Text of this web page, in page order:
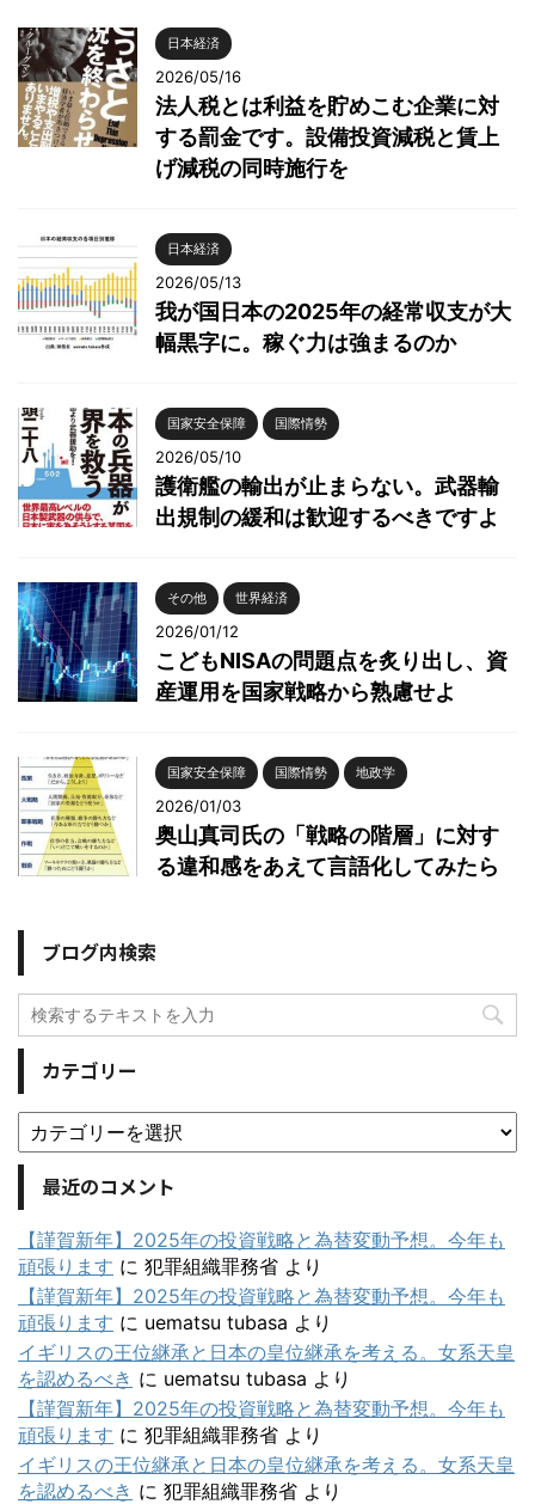
日本経済
2026/05/16
法人税とは利益を貯めこむ企業に対
する罰金です。設備投資減税と賃上
げ減税の同時施行を
日本経済
2026/05/13
我が国日本の2025年の経常収支が大
幅黒字に。稼ぐ力は強まるのか
国家安全保障 国際情勢
2026/05/10
護衛艦の輸出が止まらない。武器輸
出規制の緩和は歓迎するべきですよ
その他 世界経済
2026/01/12
こどもNISAの問題点を炙り出し、資
産運用を国家戦略から熟慮せよ
国家安全保障 国際情勢 地政学
2026/01/03
奥山真司氏の「戦略の階層」に対す
る違和感をあえて言語化してみたら
ブログ内検索
カテゴリー
最近のコメント
【謹賀新年】2025年の投資戦略と為替変動予想。今年も
頑張ります に 犯罪組織罪務省 より
【謹賀新年】2025年の投資戦略と為替変動予想。今年も
頑張ります に uematsu tubasa より
イギリスの王位継承と日本の皇位継承を考える。女系天皇
を認めるべき に uematsu tubasa より
【謹賀新年】2025年の投資戦略と為替変動予想。今年も
頑張ります に 犯罪組織罪務省 より
イギリスの王位継承と日本の皇位継承を考える。女系天皇
を認めるべき に 犯罪組織罪務省 より